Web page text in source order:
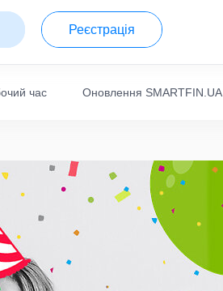
Реєстрація
час Оновлення SMARTFIN.UA